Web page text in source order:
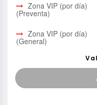
Zona VIP (por día)
(Preventa)
Zona VIP (por día)
(General)